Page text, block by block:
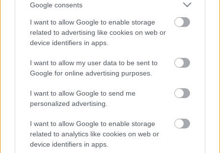
Google consents
I want to allow Google to enable storage
related to advertising like cookies on web or
device identifiers in apps.
I want to allow my user data to be sent to
Google for online advertising purposes.
I want to allow Google to send me
personalized advertising.
I want to allow Google to enable storage
related to analytics like cookies on web or
device identifiers in apps.
A miniszterelnök 2023 szeptemberében fogadta
a pártcsalád legbefolyásosabb politikusát, az
azóta sikkasztás miatt elítélt francia Marine Le
Pent is, aki jelen állás szerint nem indulhat a
A teljes cikk ITT olvasható.